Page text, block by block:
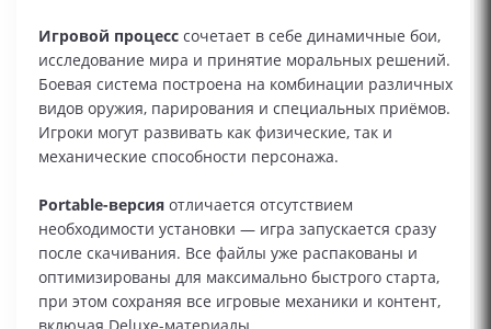
Игровой процесс сочетает в себе динамичные бои,
исследование мира и принятие моральных решений.
Боевая система построена на комбинации различных
видов оружия, парирования и специальных приёмов.
Игроки могут развивать как физические, так и
механические способности персонажа.
Portable-версия отличается отсутствием
необходимости установки — игра запускается сразу
после скачивания. Все файлы уже распакованы и
оптимизированы для максимально быстрого старта,
при этом сохраняя все игровые механики и контент,